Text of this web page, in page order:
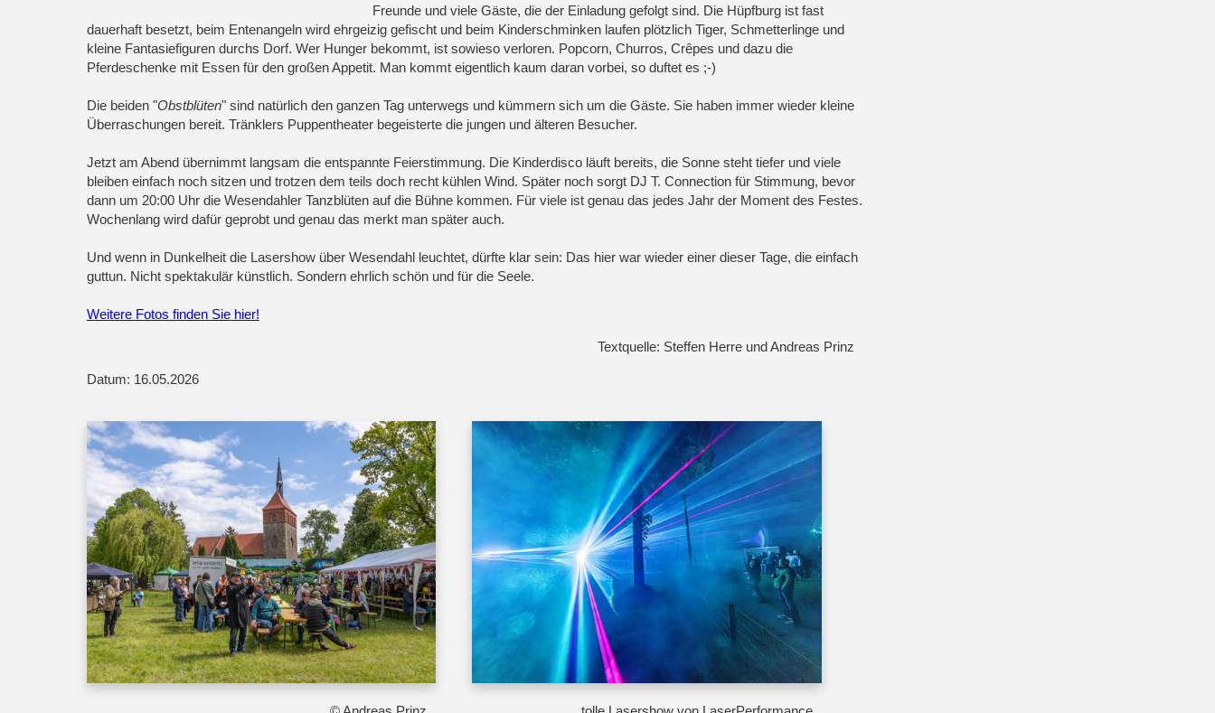
Freunde und viele Gäste, die der Einladung gefolgt sind. Die Hüpfburg ist fast
dauerhaft besetzt, beim Entenangeln wird ehrgeizig gefischt und beim Kinderschminken laufen plötzlich Tiger, Schmetterlinge und
kleine Fantasiefiguren durchs Dorf. Wer Hunger bekommt, ist sowieso verloren. Popcorn, Churros, Crêpes und dazu die
Pferdeschenke mit Essen für den großen Appetit. Man kommt eigentlich kaum daran vorbei, so duftet es ;-)
Die beiden "Obstblüten" sind natürlich den ganzen Tag unterwegs und kümmern sich um die Gäste. Sie haben immer wieder kleine
Überraschungen bereit. Tränklers Puppentheater begeisterte die jungen und älteren Besucher.
Jetzt am Abend übernimmt langsam die entspannte Feierstimmung. Die Kinderdisco läuft bereits, die Sonne steht tiefer und viele
bleiben einfach noch sitzen und trotzen dem teils doch recht kühlen Wind. Später noch sorgt DJ T. Connection für Stimmung, bevor
dann um 20:00 Uhr die Wesendahler Tanzblüten auf die Bühne kommen. Für viele ist genau das jedes Jahr der Moment des Festes.
Wochenlang wird dafür geprobt und genau das merkt man später auch.
Und wenn in Dunkelheit die Lasershow über Wesendahl leuchtet, dürfte klar sein: Das hier war wieder einer dieser Tage, die einfach
guttun. Nicht spektakulär künstlich. Sondern ehrlich schön und für die Seele.
Weitere Fotos finden Sie hier!
Textquelle: Steffen Herre und Andreas Prinz
Datum: 16.05.2026